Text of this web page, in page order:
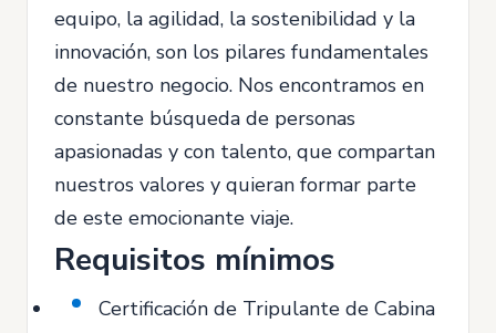
equipo, la agilidad, la sostenibilidad y la
innovación, son los pilares fundamentales
de nuestro negocio. Nos encontramos en
constante búsqueda de personas
apasionadas y con talento, que compartan
nuestros valores y quieran formar parte
de este emocionante viaje.
Requisitos mínimos
Certificación de Tripulante de Cabina